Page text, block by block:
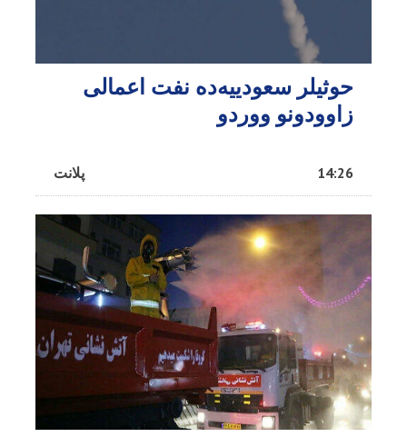
حوثیلر سعودییه‌ده نفت اعمالی
زاوودونو ووردو
پلانت 14:26